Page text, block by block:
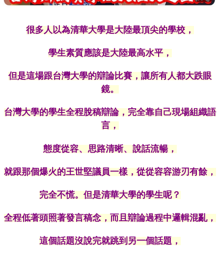
很多人以為清華大學是大陸最頂尖的學校，
學生素質應該是大陸最高水平，
但是這場跟台灣大學的辯論比賽， 讓所有人都大跌眼
鏡。
台灣大學的學生全程脫稿辯論，完全靠自己現場組織語
言，
態度從容、思路清晰、說話流暢，
就跟那個爆火的王世堅議員一樣 ，從從容容游刃有餘，
完全不慌。 但是清華大學的學生呢？
全程低著頭照著發言稿念，而且辯論過程中邏輯混亂，
這個話題沒說完就跳到另一個話題，